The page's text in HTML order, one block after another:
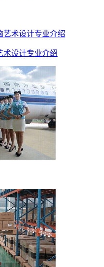
术设计专业介绍